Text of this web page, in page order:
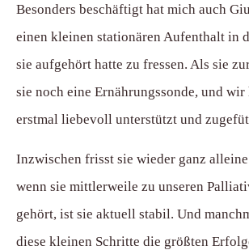
Besonders beschäftigt hat mich auch
einen kleinen stationären Aufenthalt in
sie aufgehört hatte zu fressen. Als sie
sie noch eine Ernährungssonde, und wir
erstmal liebevoll unterstützt und
Inzwischen frisst sie wieder ganz
wenn sie mittlerweile zu unseren
gehört, ist sie aktuell stabil. Und
diese kleinen Schritte die größten